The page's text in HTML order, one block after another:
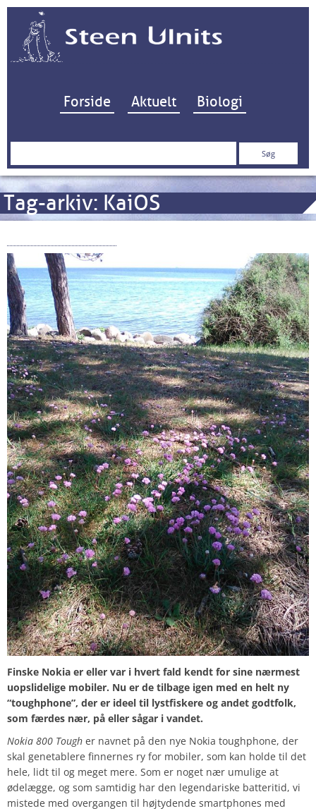
Hop til indhold
Forside Aktuelt Biologi
Søg
Tag-arkiv: KaiOS
Finske Nokia er eller var i hvert fald kendt for sine nærmest
uopslidelige mobiler. Nu er de tilbage igen med en helt ny
“toughphone”, der er ideel til lystfiskere og andet godtfolk,
som færdes nær, på eller sågar i vandet.
Nokia 800 Tough er navnet på den nye Nokia toughphone, der
skal genetablere finnernes ry for mobiler, som kan holde til det
hele, lidt til og meget mere. Som er noget nær umulige at
ødelægge, og som samtidig har den legendariske batteritid, vi
mistede med overgangen til højtydende smartphones med